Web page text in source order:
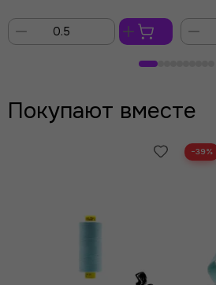
корзину
Покупают вместе
−39%